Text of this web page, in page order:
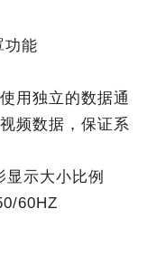
功能
用独立的数据通
频数据，保证系
示大小比例
60HZ